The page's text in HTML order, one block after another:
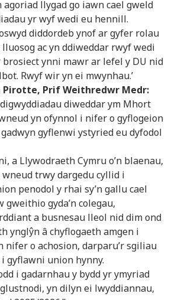
agoriad llygad go iawn cael gweld
yr wyf wedi eu hennill.
diddordeb ynof ar gyfer rolau
ac yn ddiweddar rwyf wedi
brosiect ynni mawr ar lefel y DU nid
Rwyf wir yn ei mwynhau.’
Pirotte, Prif Weithredwr Medr:
diweddar ym Mhort
yn ofynnol i nifer o gyflogeion
gyflenwi ystyried eu dyfodol
a Llywodraeth Cymru o’n blaenau,
wneud trwy dargedu cyllid i
penodol y rhai sy’n gallu cael
gweithio gyda’n colegau,
a busnesau lleol nid dim ond
ynglŷn â chyflogaeth amgen i
nifer o achosion, darparu’r sgiliau
gyflawni union hynny.
i gadarnhau y bydd yr ymyriad
yn dilyn ei lwyddiannau,